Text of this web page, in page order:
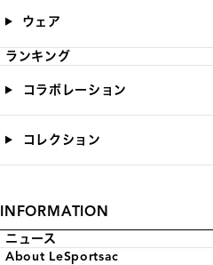
ウェア
ランキング
コラボレーション
コレクション
INFORMATION
ニュース
About LeSportsac